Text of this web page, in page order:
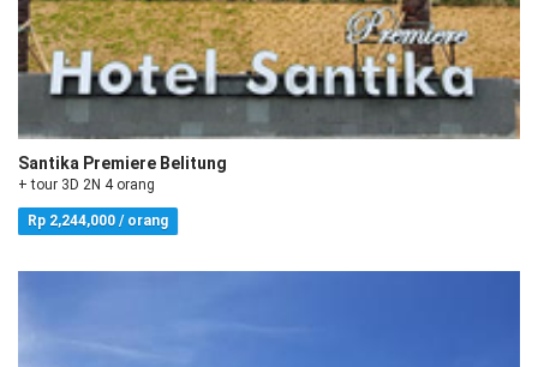
Santika Premiere Belitung
+ tour 3D 2N 4 orang
Rp 2,244,000 / orang